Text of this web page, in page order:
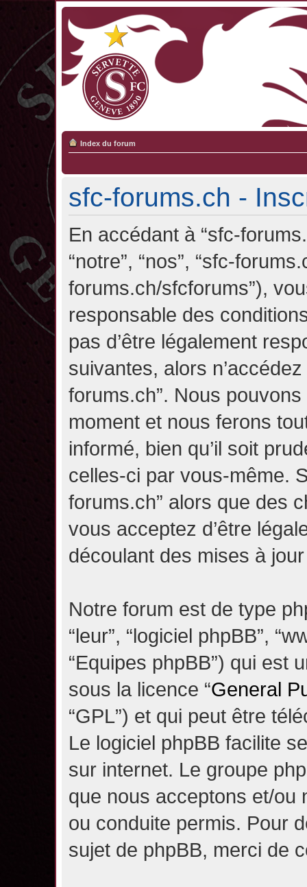
Index du forum
sfc-forums.ch -
En accédant à “sfc-
“notre”, “nos”, “sfc-
forums.ch/sfcforums”),
responsable des
pas d’être légalement
suivantes, alors
forums.ch”. Nous
moment et nous ferons
informé, bien qu’il soit
celles-ci par vous-même.
forums.ch” alors que des
vous acceptez d’être
découlant des mises à
Notre forum est de type
“leur”, “logiciel phpBB”,
“Equipes phpBB”) qui est
sous la licence “General
“GPL”) et qui peut être
Le logiciel phpBB facilite
sur internet. Le groupe
que nous acceptons et/ou
ou conduite permis. Pour
sujet de phpBB, merci de